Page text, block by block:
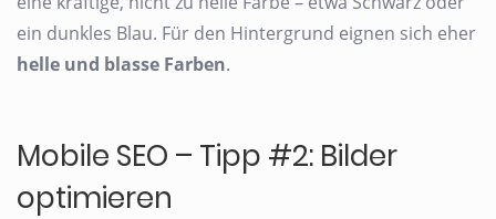
ein dunkles Blau. Für den Hintergrund eignen sich eher
helle und blasse Farben.
Mobile SEO – Tipp #2: Bilder
optimieren